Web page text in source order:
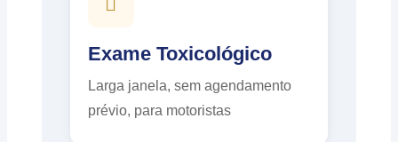
Exame Toxicológico
Larga janela, sem agendamento
prévio, para motoristas